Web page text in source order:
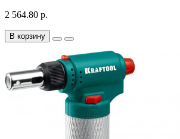
2 564.80 р.
В корзину